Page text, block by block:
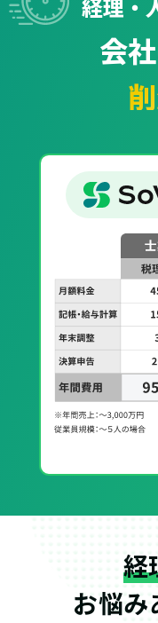
経理・
会
経
お悩み